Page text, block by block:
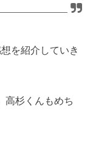
を紹介していき
高杉くんもめち